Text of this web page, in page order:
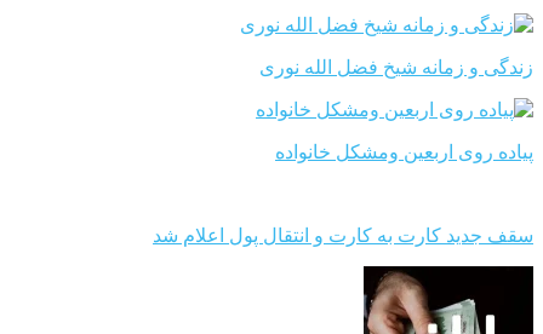
زندگی و زمانه شیخ فضل الله نوری
پیاده روی اربعین ومشکل خانواده
سقف جدید کارت به کارت و انتقال پول اعلام شد